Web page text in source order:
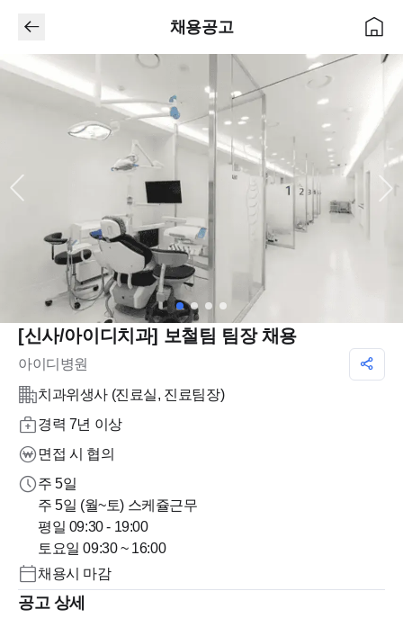
채용공고
[신사/아이디치과] 보철팀 팀장 채용
아이디병원
치과위생사 (진료실, 진료팀장)
경력 7년 이상
면접 시 협의
주 5일
주 5일 (월~토) 스케쥴근무
평일 09:30 - 19:00
토요일 09:30 ~ 16:00
채용시 마감
공고 상세